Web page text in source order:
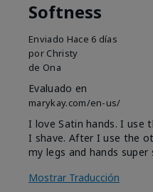
Softness
Enviado Hace 6 días
por Christy
de Ona
Evaluado en
marykay.com/en-us/
I love Satin hands. I use
I shave. After I use the
my legs and hands super
Mostrar Traducción